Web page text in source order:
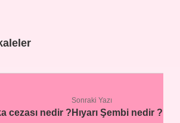
cezası nedir ?
Sonraki Yazı
Hıyarı Şembi nedir ?